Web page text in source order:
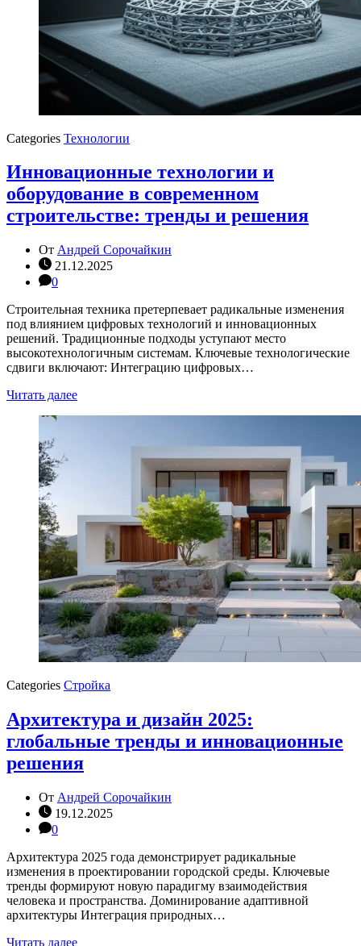
Categories Технологии
Инновационные технологии и
оборудование в современном
строительстве: тренды и решения
От Андрей Сорочайкин
21.12.2025
0
Строительная техника претерпевает радикальные изменения
под влиянием цифровых технологий и инновационных
решений. Традиционные подходы уступают место
высокотехнологичным системам. Ключевые технологические
сдвиги включают: Интеграцию цифровых…
Читать далее
Categories Стройка
Архитектура и дизайн 2025:
глобальные тренды и инновационные
решения
От Андрей Сорочайкин
19.12.2025
0
Архитектура 2025 года демонстрирует радикальные
изменения в проектировании городской среды. Ключевые
тренды формируют новую парадигму взаимодействия
человека и пространства. Доминирование адаптивной
архитектуры Интеграция природных…
Читать далее